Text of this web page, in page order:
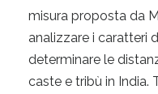
misura proposta da
analizzare i caratteri
determinare le
caste e tribù in India.